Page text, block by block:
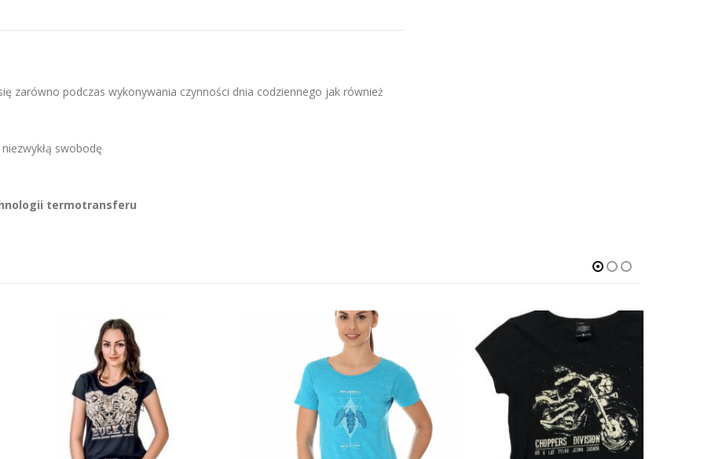
zarówno podczas wykonywania czynności dnia codziennego jak również
swobodę
termotransferu